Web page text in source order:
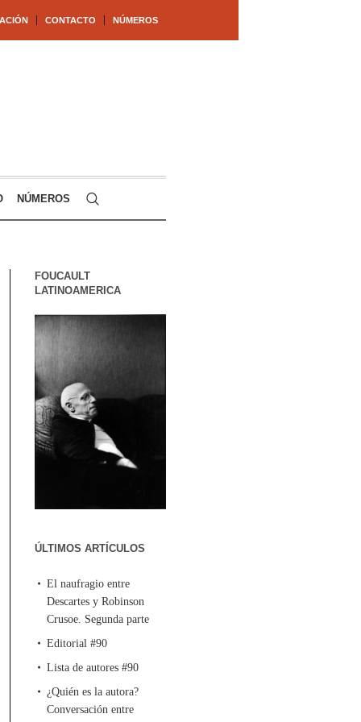
CONTACTO NÚMEROS
NÚMEROS
FOUCAULT
LATINOAMERICA
ÚLTIMOS ARTÍCULOS
El naufragio entre
Descartes y Robinson
Crusoe. Segunda parte
Editorial #90
Lista de autores #90
¿Quién es la autora?
Conversación entre